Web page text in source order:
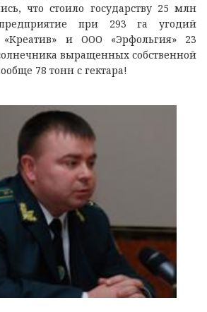
что стоило государству 25 млн
при 293 га угодий
и ООО «Эрфольгия» 23
выращенных собственной
78 тонн с гектара!